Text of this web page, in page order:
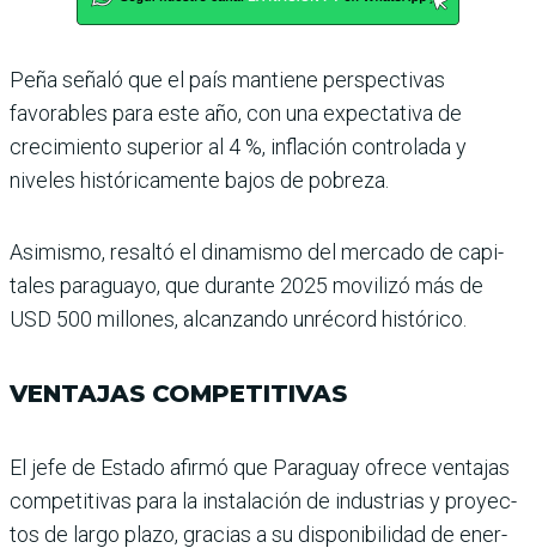
Peña señaló que el país man­tiene perspectivas
favorables para este año, con una expec­tativa de
crecimiento supe­rior al 4 %, inflación contro­lada y
niveles históricamente bajos de pobreza.
Asimismo, resaltó el dina­mismo del mercado de capi­
tales paraguayo, que durante 2025 movilizó más de
USD 500 millones, alcanzando unrécord histórico.
VENTAJAS COMPETITIVAS
El jefe de Estado afirmó que Paraguay ofrece ventajas
competitivas para la instala­ción de industrias y proyec­
tos de largo plazo, gracias a su disponibilidad de ener­